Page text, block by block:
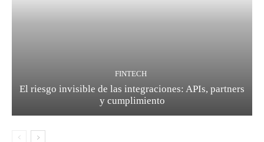
FINTECH
El riesgo invisible de las integraciones: APIs, partners
y cumplimiento